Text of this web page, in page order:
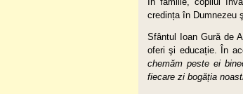
credința în Dumnezeu
Sfântul Ioan Gură de
oferi şi educație. În
chemăm peste ei
fiecare zi bogăția